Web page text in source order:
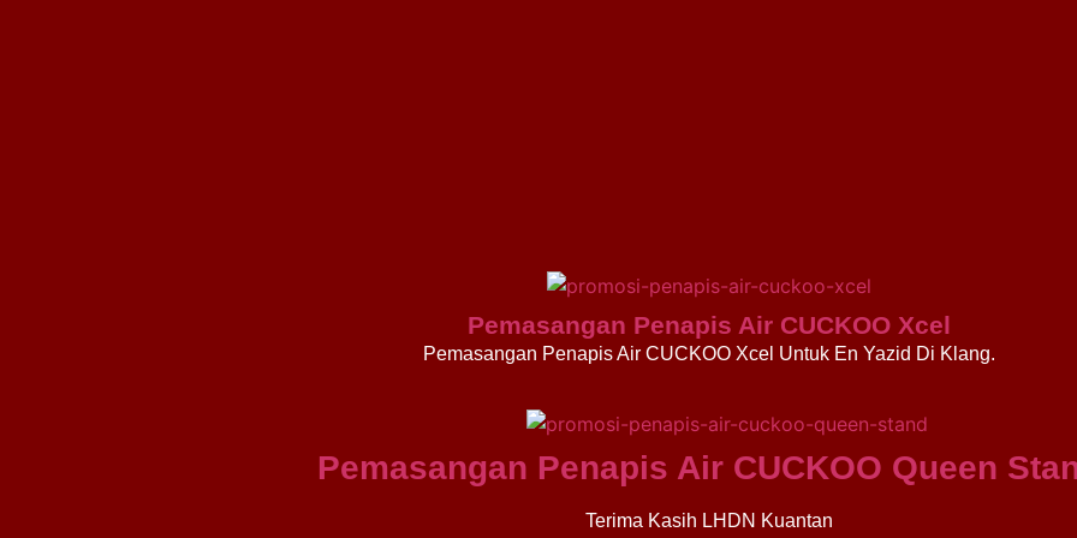
Pemasangan Penapis Air CUCKOO Xcel
Pemasangan Penapis Air CUCKOO Xcel Untuk En Yazid Di Klang.
Pemasangan Penapis Air CUCKOO Queen
Terima Kasih LHDN Kuantan